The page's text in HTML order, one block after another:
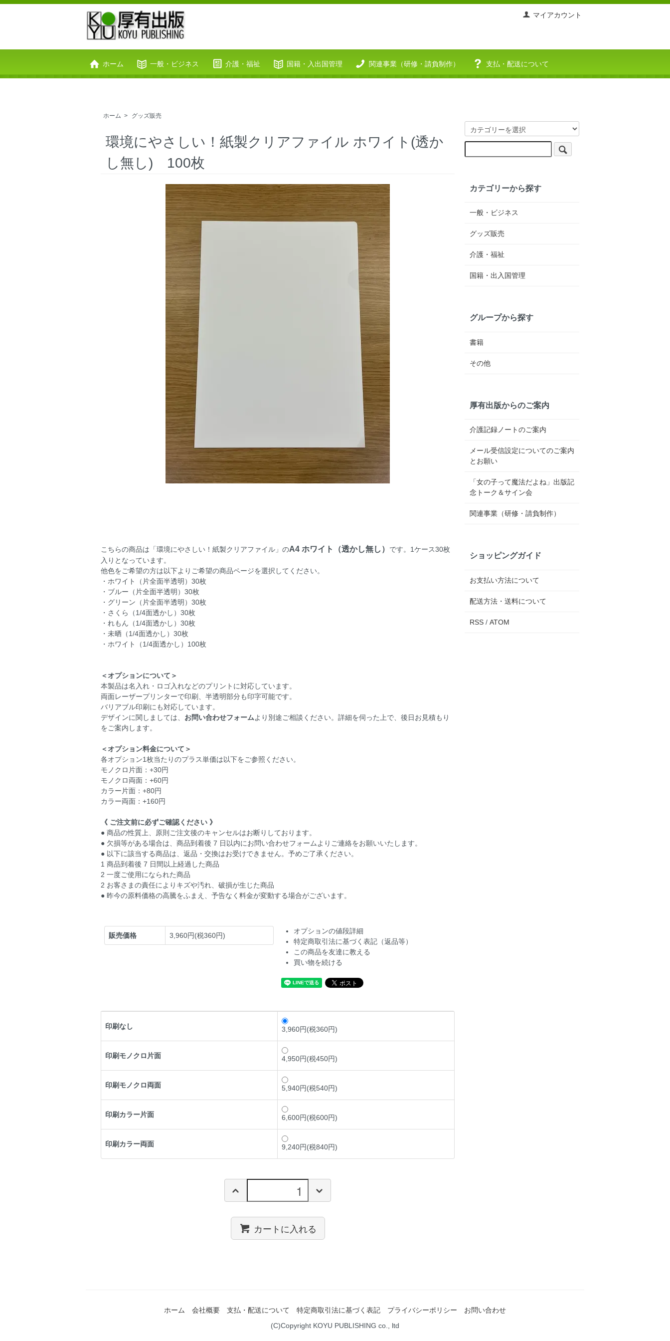
マイアカウント
ホーム 一般・ビジネス 介護・福祉 国籍・入出国管理 関連事業（研修・請負制作） 支払・配送について
ホーム > グッズ販売
環境にやさしい！紙製クリアファイル ホワイト(透か
し無し) 100枚
こちらの商品は「環境にやさしい！紙製クリアファイル」のA4 ホワイト（透かし無し） です。1ケース30枚
入りとなっています。
他色をご希望の方は以下よりご希望の商品ページを選択してください。
・ホワイト（片全面半透明）30枚
・ブルー（片全面半透明）30枚
・グリーン（片全面半透明）30枚
・さくら（1/4面透かし）30枚
・れもん（1/4面透かし）30枚
・未晒（1/4面透かし）30枚
・ホワイト（1/4面透かし）100枚
＜オプションについて＞
本製品は名入れ・ロゴ入れなどのプリントに対応しています。
両面レーザープリンターで印刷、半透明部分も印字可能です。
バリアブル印刷にも対応しています。
デザインに関しましては、 お問い合わせフォームより別途ご相談ください。詳細を伺った上で、後日お見積もり
をご案内します。
＜オプション料金について＞
各オプション1枚当たりのプラス単価は以下をご参照ください。
モノクロ片面：+30円
モノクロ両面：+60円
カラー片面：+80円
カラー両面：+160円
《 ご注文前に必ずご確認ください 》
● 商品の性質上、原則ご注文後のキャンセルはお断りしております。
● 欠損等がある場合は、商品到着後 7 日以内にお問い合わせフォームよりご連絡をお願いいたします。
● 以下に該当する商品は、返品・交換はお受けできません。予めご了承ください。
1 商品到着後 7 日間以上経過した商品
2 一度ご使用になられた商品
2 お客さまの責任によりキズや汚れ、破損が生じた商品
● 昨今の原料価格の高騰をふまえ、予告なく料金が変動する場合がございます。
販売価格 3,960円(税360円)
オプションの値段詳細
特定商取引法に基づく表記（返品等）
この商品を友達に教える
買い物を続ける
印刷なし 3,960円(税360円)
印刷モノクロ片面 4,950円(税450円)
印刷モノクロ両面 5,940円(税540円)
印刷カラー片面 6,600円(税600円)
印刷カラー両面 9,240円(税840円)
カートに入れる
カテゴリーから探す
一般・ビジネス
グッズ販売
介護・福祉
国籍・出入国管理
グループから探す
書籍
その他
厚有出版からのご案内
介護記録ノートのご案内
メール受信設定についてのご案内
とお願い
「女の子って魔法だよね」出版記
念トーク＆サイン会
関連事業（研修・請負制作）
ショッピングガイド
お支払い方法について
配送方法・送料について
RSS / ATOM
ホーム 会社概要 支払・配送について 特定商取引法に基づく表記 プライバシーポリシー
お問い合わせ
(C)Copyright KOYU PUBLISHING co., ltd